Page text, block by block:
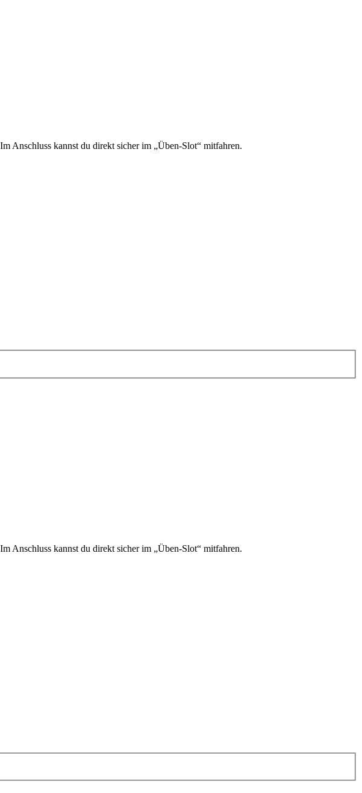
Anschluss kannst du direkt sicher im „Üben-Slot“ mitfahren.
Anschluss kannst du direkt sicher im „Üben-Slot“ mitfahren.